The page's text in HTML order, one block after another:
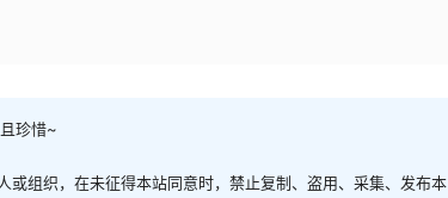
珍惜~
组织，在未征得本站同意时，禁止复制、盗用、采集、发布本